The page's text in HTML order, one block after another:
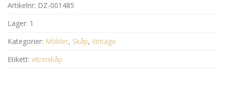
Artikelnr: DZ-001485
Lager: 1
Kategorier: Möbler, Skåp, Vintage
Etikett: vitrinskåp